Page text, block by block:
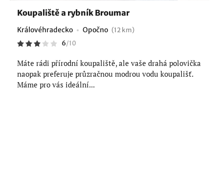
Koupaliště a rybník Broumar
Královéhradecko Opočno (12 km)
6/10
Máte rádi přírodní koupaliště, ale vaše drahá polovička
naopak preferuje průzračnou modrou vodu koupališť.
Máme pro vás ideální...